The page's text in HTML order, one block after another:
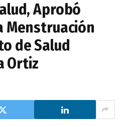
Aprobó
Menstruación
de Salud
Ortiz